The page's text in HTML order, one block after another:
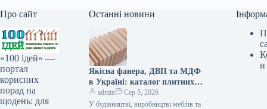
Про сайт
«100 ідей» —
портал
корисних
порад на
щодень: для
Останні новини
Якісна фанера, ДВП та МДФ
в Україні: каталог плитних
матеріалів від «ВІН-ВУД»
admin
Сер 5, 2026
У будівництві, виробництві меблів та
и